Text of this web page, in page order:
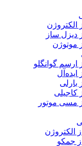
الکتروژن
دیزل ساز
موتوژن
ارسم گوانگلو
ایده‌آل
بارلی
کاجیلی
مسی موتور
الکتروژن
جمکو